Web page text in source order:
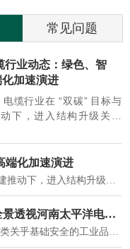
常见问题
行业动态：绿色、智
加速演进
电缆行业在 “双碳” 目标与
下，进入结构升级关键
，市场格局持续优化。
端化加速演进
实力铸就信任，匠心连接未来——全景透视河南太平洋电缆厂
在选择长期合作伙伴时，尤其是在电缆这类关乎基础安全的工业品上，供应商的“内在实力”远比一纸报价单更重要。今天，我们邀请您“云参观”河南太平洋电缆厂，透过每一个细节，看我们如何将“可靠”二字，铸入每一米电缆。